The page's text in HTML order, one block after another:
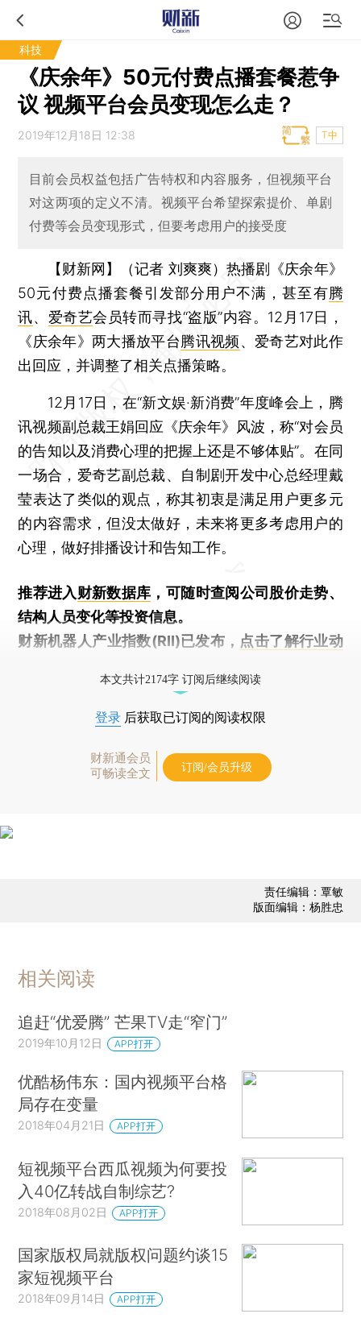
科技
《庆余年》50元付费点播套餐惹争
议 视频平台会员变现怎么走？
2019年12月18日 12:38 T中
目前会员权益包括广告特权和内容服务，但视频平台
对这两项的定义不清。视频平台希望探索提价、单剧
付费等会员变现形式，但要考虑用户的接受度
【财新网】（记者 刘爽爽） 热播剧《庆余年》
50元付费点播套餐引发部分用户不满，甚至有腾
讯、 爱奇艺会员转而寻找“盗版”内容。12月17日，
《庆余年》两大播放平台腾讯视频、爱奇艺对此作
出回应，并调整了相关点播策略。
12月17日，在“新文娱·新消费”年度峰会上，腾
讯视频副总裁王娟回应《庆余年》风波，称“对会员
的告知以及消费心理的把握上还是不够体贴”。在同
一场合，爱奇艺副总裁、自制剧开发中心总经理戴
莹表达了类似的观点，称其初衷是满足用户更多元
的内容需求，但没太做好，未来将更多考虑用户的
心理，做好排播设计和告知工作。
推荐进入财新数据库 ，可随时查阅公司股价走势、
结构人员变化等投资信息。
财新机器人产业指数(RII)已发布， 点击了解行业动
本文共计2174字 订阅后继续阅读
登录 后获取已订阅的阅读权限
财新通会员
可畅读全文
订阅/会员升级
责任编辑：覃敏
版面编辑：杨胜忠
相关阅读
追赶“优爱腾” 芒果TV走“窄门”
2019年10月12日 APP打开
优酷杨伟东：国内视频平台格
局存在变量
2018年04月21日 APP打开
短视频平台西瓜视频为何要投
入40亿转战自制综艺?
2018年08月02日 APP打开
国家版权局就版权问题约谈15
家短视频平台
2018年09月14日 APP打开